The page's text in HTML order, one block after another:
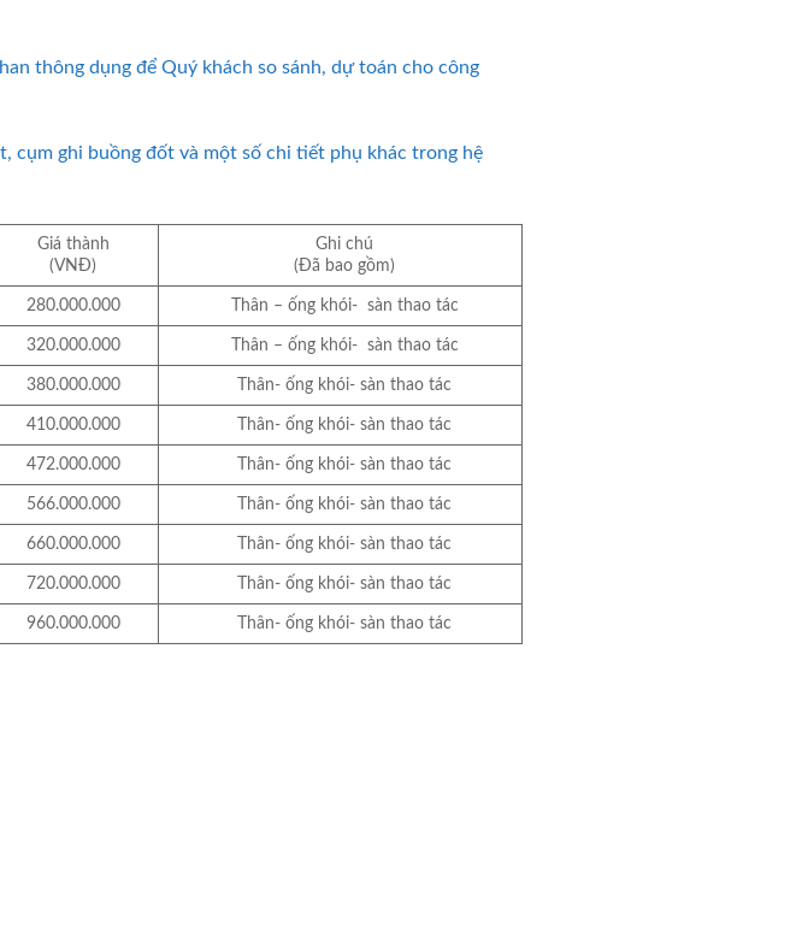
thông dụng để Quý khách so sánh, dự toán cho công
cụm ghi buồng đốt và một số chi tiết phụ khác trong hệ
Giá thành
(VNĐ)
Ghi chú
(Đã bao gồm)
280.000.000 Thân – ống khói- sàn thao tác
320.000.000 Thân – ống khói- sàn thao tác
380.000.000 Thân- ống khói- sàn thao tác
410.000.000 Thân- ống khói- sàn thao tác
472.000.000 Thân- ống khói- sàn thao tác
566.000.000 Thân- ống khói- sàn thao tác
660.000.000 Thân- ống khói- sàn thao tác
720.000.000 Thân- ống khói- sàn thao tác
960.000.000 Thân- ống khói- sàn thao tác